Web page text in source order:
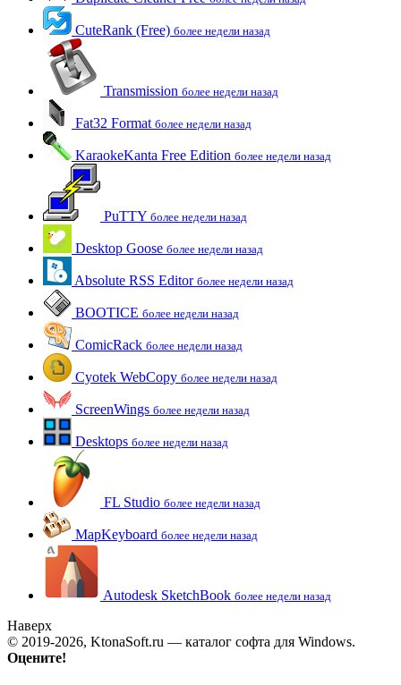
CuteRank (Free) более недели назад
Transmission более недели назад
Fat32 Format более недели назад
KaraokeKanta Free Edition более недели назад
PuTTY более недели назад
Desktop Goose более недели назад
Absolute RSS Editor более недели назад
BOOTICE более недели назад
ComicRack более недели назад
Cyotek WebCopy более недели назад
ScreenWings более недели назад
Desktops более недели назад
FL Studio более недели назад
MapKeyboard более недели назад
Autodesk SketchBook более недели назад
Наверх
© 2019-2026, KtonaSoft.ru — каталог софта для Windows.
Оцените!